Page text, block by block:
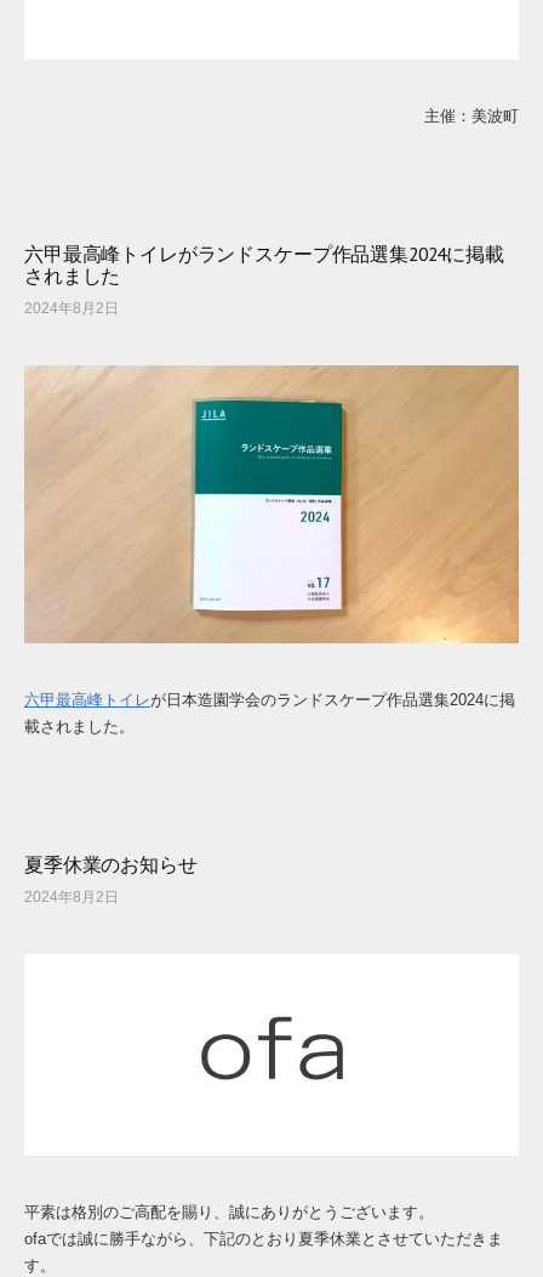
主催：美波町
六甲最高峰トイレがランドスケープ作品選集2024に掲載
されました
2024年8月2日
六甲最高峰トイレが日本造園学会のランドスケープ作品選集2024に掲
載されました。
夏季休業のお知らせ
2024年8月2日
平素は格別のご高配を賜り、誠にありがとうございます。
ofaでは誠に勝手ながら、下記のとおり夏季休業とさせていただきま
す。